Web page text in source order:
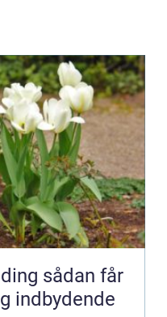
får
indbydende